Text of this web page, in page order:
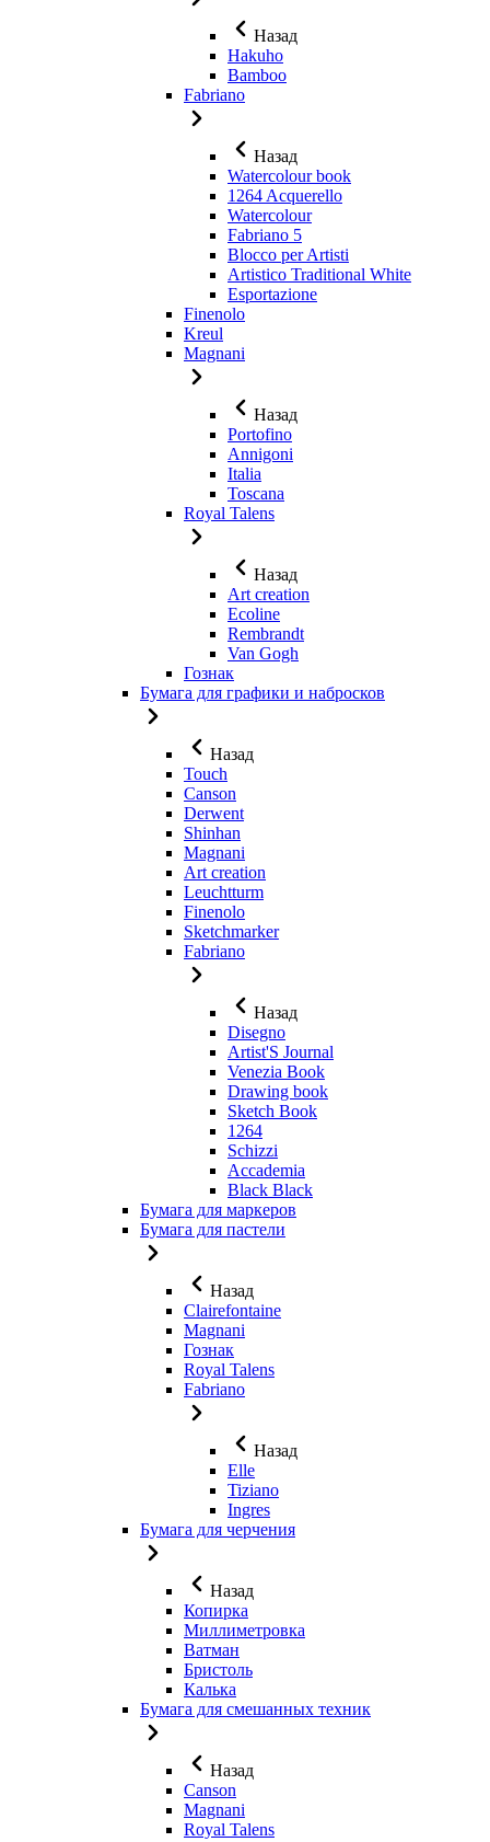
Назад
Hakuho
Bamboo
Fabriano
Назад
Watercolour book
1264 Acquerello
Watercolour
Fabriano 5
Blocco per Artisti
Artistico Traditional White
Esportazione
Finenolo
Kreul
Magnani
Назад
Portofino
Annigoni
Italia
Toscana
Royal Talens
Назад
Art creation
Ecoline
Rembrandt
Van Gogh
Гознак
Бумага для графики и набросков
Назад
Touch
Canson
Derwent
Shinhan
Magnani
Art creation
Leuchtturm
Finenolo
Sketchmarker
Fabriano
Назад
Disegno
Artist'S Journal
Venezia Book
Drawing book
Sketch Book
1264
Schizzi
Accademia
Black Black
Бумага для маркеров
Бумага для пастели
Назад
Clairefontaine
Magnani
Гознак
Royal Talens
Fabriano
Назад
Elle
Tiziano
Ingres
Бумага для черчения
Назад
Копирка
Миллиметровка
Ватман
Бристоль
Калька
Бумага для смешанных техник
Назад
Canson
Magnani
Royal Talens